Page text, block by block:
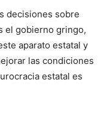
decisiones sobre
el gobierno gringo,
aparato estatal y
las condiciones
estatal es